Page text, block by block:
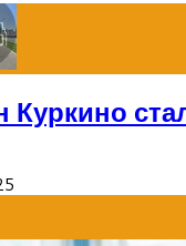
Куркино